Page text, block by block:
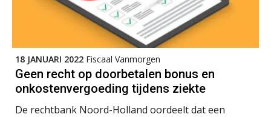
18 JANUARI 2022 Fiscaal Vanmorgen
Geen recht op doorbetalen bonus en
onkostenvergoeding tijdens ziekte
De rechtbank Noord-Holland oordeelt dat een
Mike Wong